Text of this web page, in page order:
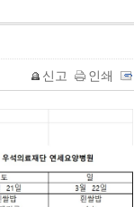
신고 인쇄